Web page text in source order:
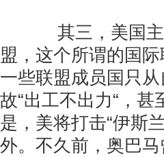
其三，美国主
盟，这个所谓的国
一些联盟成员国只
故“出工不出力“，甚
是，美将打击“伊斯
外。不久前，奥巴